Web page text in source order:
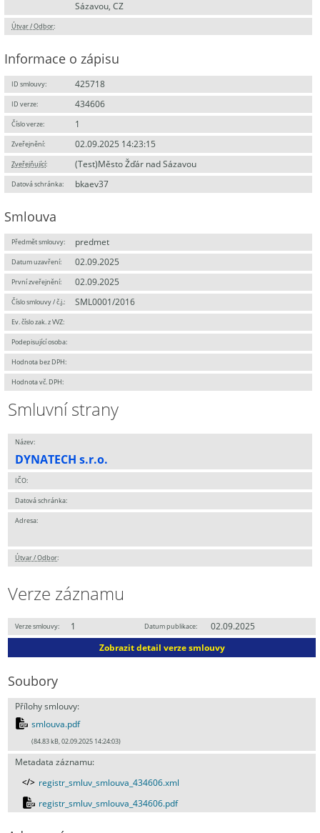
Sázavou, CZ
Útvar / Odbor:
Informace o zápisu
ID smlouvy: 425718
ID verze: 434606
Číslo verze: 1
Zveřejnění: 02.09.2025 14:23:15
Zveřejňující: (Test)Město Žďár nad Sázavou
Datová schránka: bkaev37
Smlouva
Předmět smlouvy: predmet
Datum uzavření: 02.09.2025
První zveřejnění: 02.09.2025
Číslo smlouvy / č.j.: SML0001/2016
Ev. číslo zak. z VVZ:
Podepisující osoba:
Hodnota bez DPH:
Hodnota vč. DPH:
Smluvní strany
Název:
DYNATECH s.r.o.
IČO:
Datová schránka:
Adresa:
Útvar / Odbor:
Verze záznamu
Verze smlouvy: 1 Datum publikace:
02.09.2025
Zobrazit detail verze smlouvy
Soubory
Přílohy smlouvy:
smlouva.pdf
(84.83 kB, 02.09.2025 14:24:03)
Metadata záznamu:
registr_smluv_smlouva_434606.xml
registr_smluv_smlouva_434606.pdf